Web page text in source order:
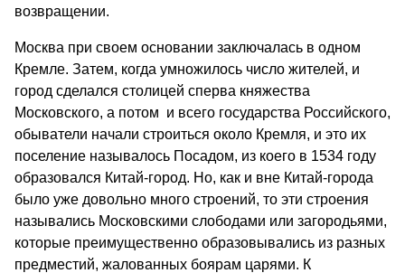
возвращении.
Москва при своем основании заключалась в одном
Кремле. Затем, когда умножилось число жителей, и
город сделался столицей сперва княжества
Московского, а потом и всего государства Российского,
обыватели начали строиться около Кремля, и это их
поселение называлось Посадом, из коего в 1534 году
образовался Китай-город. Но, как и вне Китай-города
было уже довольно много строений, то эти строения
назывались Московскими слободами или загородьями,
которые преимущественно образовывались из разных
предместий, жалованных боярам царями. К